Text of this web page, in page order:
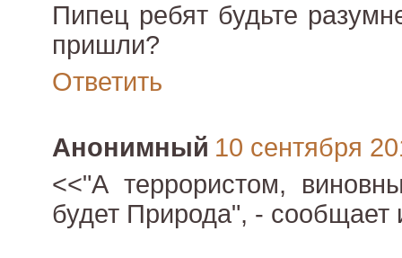
Пипец ребят будьте
пришли?
Ответить
Анонимный 10 сентября
<<"А террористом,
будет Природа", - сообщает